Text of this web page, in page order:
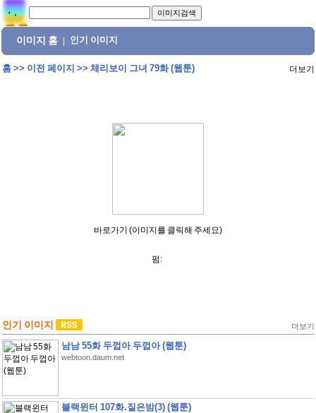
이미지 홈 인기 이미지
홈>> 이전 페이지 >> 체리보이 그녀 79화 (웹툰) 더보기
바로가기 (이미지를 클릭해 주세요)
펌:
인기 이미지 더보기
남남 55화 두껍아 두껍아 (웹툰)
webtoon.daum.net
블랙윈터 107화.짙은밤(3) (웹툰)